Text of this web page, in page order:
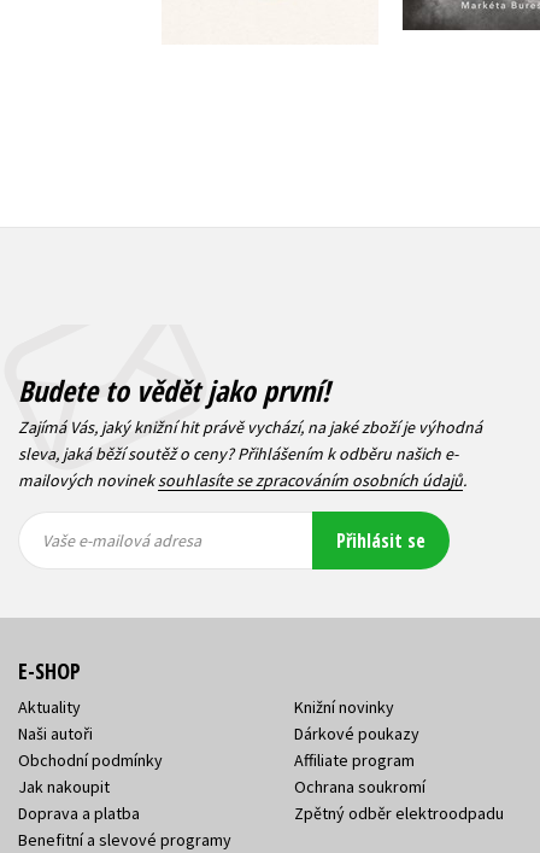
Budete to vědět jako první!
Zajímá Vás, jaký knižní hit právě vychází, na jaké zboží je výhodná
sleva, jaká běží soutěž o ceny? Přihlášením k odběru našich e-
mailových novineksouhlasíte se zpracováním osobních údajů.
mailová
mailová
Vaše e-mailová adresa Přihlásit se
E-SHOP
Aktuality
Naši autoři
Obchodní podmínky
Jak nakoupit
Doprava a platba
Benefitní a slevové programy
Knižní novinky
Dárkové poukazy
Affiliate program
Ochrana soukromí
Zpětný odběr elektroodpadu